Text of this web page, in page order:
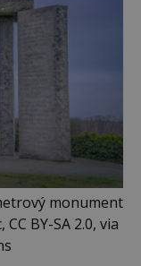
monument
BY-SA 2.0, via